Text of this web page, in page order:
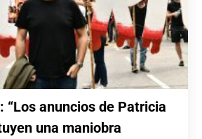
“Los anuncios de Patricia
una maniobra